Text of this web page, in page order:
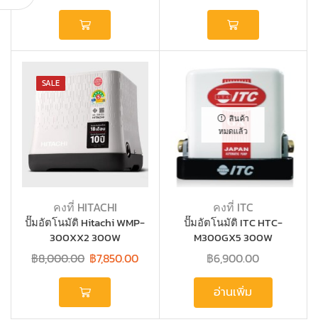
SALE
คงที่ HITACHI
ปั๊มอัตโนมัติ Hitachi WMP-
300XX2 300W
฿8,000.00 ฿7,850.00
สินค้า
หมดแล้ว
คงที่ ITC
ปั๊มอัตโนมัติ ITC HTC-
M300GX5 300W
฿6,900.00
อ่านเพิ่ม